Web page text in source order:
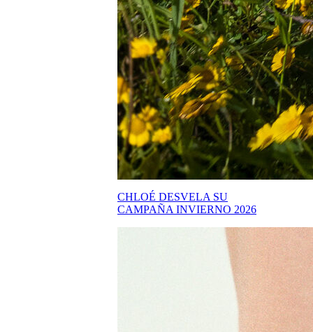
CHLOÉ DESVELA SU
CAMPAÑA INVIERNO 2026